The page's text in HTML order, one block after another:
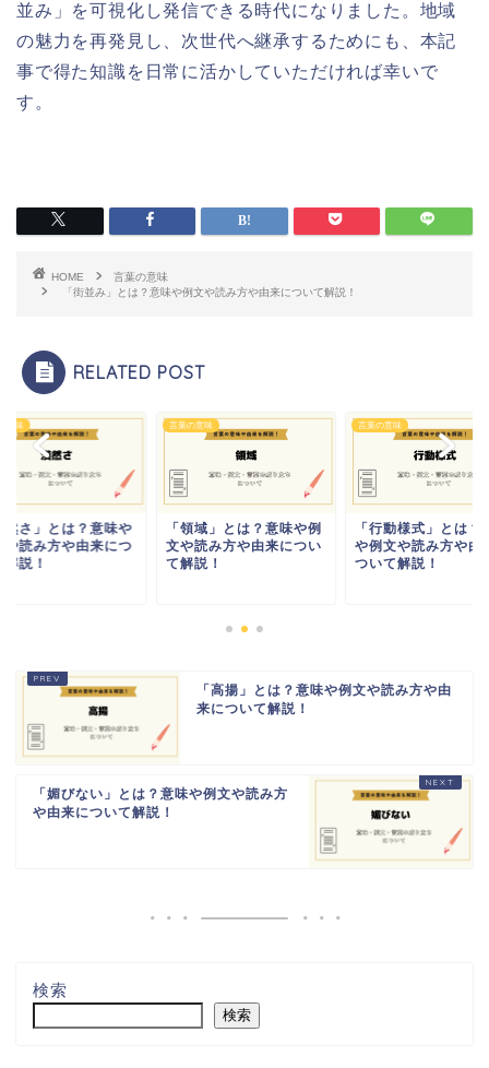
並み」を可視化し発信できる時代になりました。地域
の魅力を再発見し、次世代へ継承するためにも、本記
事で得た知識を日常に活かしていただければ幸いで
す。
HOME
言葉の意味
「街並み」とは？意味や例文や読み方や由来について解説！
RELATED POST
意味
然さ」とは？意味や
や読み方や由来につ
説！
言葉の意味
「領域」とは？意味や例
文や読み方や由来につい
て解説！
言葉の意味
「行動様式」とは？
や例文や読み方や由
ついて解説！
「高揚」とは？意味や例文や読み方や由
来について解説！
「媚びない」とは？意味や例文や読み方
や由来について解説！
検索
検索